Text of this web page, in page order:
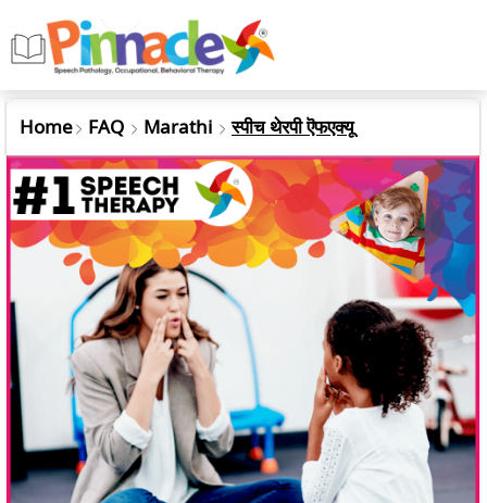
Home FAQ Marathi स्पीच थेरपी ऎफएक्यू